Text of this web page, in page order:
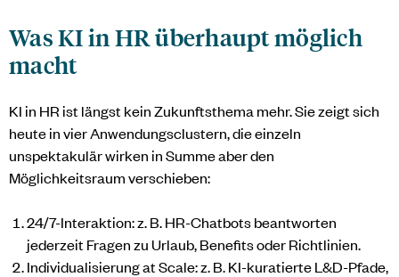
Was KI in HR überhaupt möglich
macht
KI in HR ist längst kein Zukunftsthema mehr. Sie zeigt sich
heute in vier Anwendungsclustern, die einzeln
unspektakulär wirken in Summe aber den
Möglichkeitsraum verschieben:
24/7-Interaktion: z. B. HR-Chatbots beantworten
jederzeit Fragen zu Urlaub, Benefits oder Richtlinien.
Individualisierung at Scale: z. B. KI-kuratierte L&D-Pfade,